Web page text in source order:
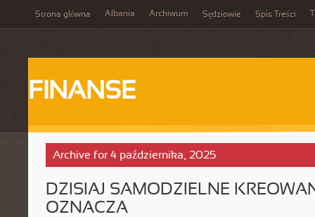
Strona główna Albania Archiwum Sędziowie Spis Treści
FINANSE
Archive for 4 października, 2025
DZISIAJ SAMODZIELNE
OZNACZA